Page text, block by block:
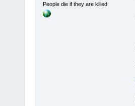
People die if they are killed